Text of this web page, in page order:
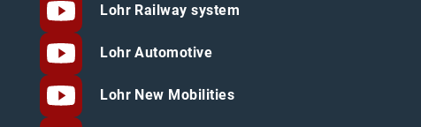
Lohr Railway system
Lohr Automotive
Lohr New Mobilities